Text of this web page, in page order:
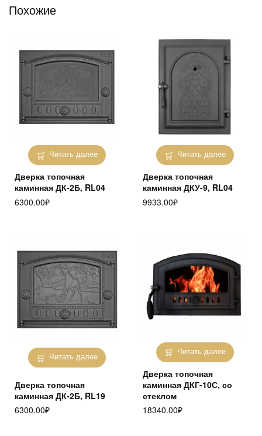
Похожие
Читать далее
Дверка топочная
каминная ДК-2Б, RL04
6300.00₽
Читать далее
Дверка топочная
каминная ДКУ-9, RL04
9933.00₽
Читать далее
Дверка топочная
каминная ДК-2Б, RL19
6300.00₽
Читать далее
Дверка топочная
каминная ДКГ-10С, со
стеклом
18340.00₽